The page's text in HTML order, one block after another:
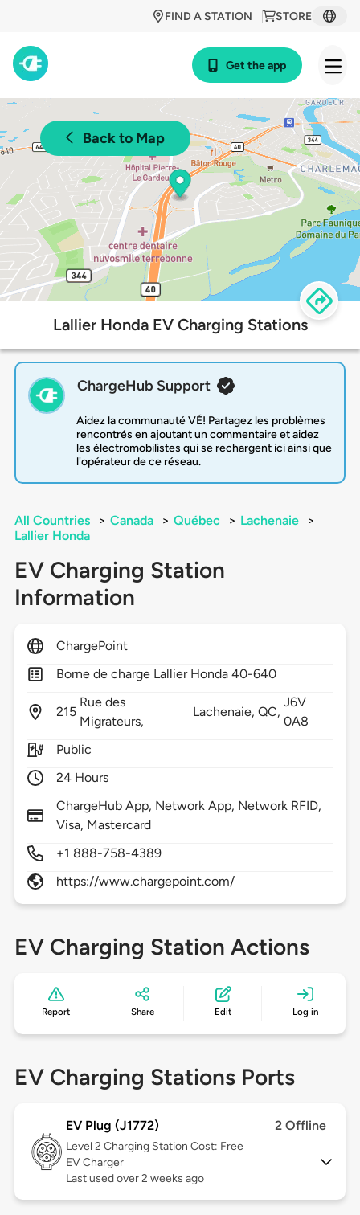
STORE
FIND A STATION
Get the app
Back to Map
Lallier Honda EV Charging Stations
ChargeHub Support
Aidez la communauté VÉ! Partagez les problèmes
rencontrés en ajoutant un commentaire et aidez
les électromobilistes qui se rechargent ici ainsi que
l'opérateur de ce réseau.
All Countries > Canada > Québec > Lachenaie
>
Lallier Honda
EV Charging Station
Information
ChargePoint
Borne de charge Lallier Honda 40-640
215
Rue des
Migrateurs,
Lachenaie, QC,
J6V
0A8
Public
24 Hours
ChargeHub App, Network App, Network RFID,
Visa, Mastercard
+1 888-758-4389
https://www.chargepoint.com/
EV Charging Station Actions
Report Share Edit Log in
EV Charging Stations Ports
EV Plug (J1772) 2 Offline
Level 2 Charging Station Cost: Free
EV Charger
Last used over 2 weeks ago